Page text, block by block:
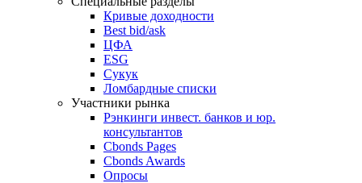
Кривые доходности
Best bid/ask
ЦФА
ESG
Сукук
Ломбардные списки
Участники рынка
Рэнкинги инвест. банков и юр.
консультантов
Cbonds Pages
Cbonds Awards
Опросы